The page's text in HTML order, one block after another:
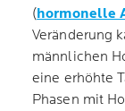
(hormonelle
Veränderung
männlichen
eine erhöhte
Phasen mit